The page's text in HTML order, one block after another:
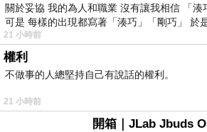
關於妥協 我的為人和職業 沒有讓我相信 「湊
可是 每樣的出現都寫著「湊巧」「剛巧」 於
21 小時前
權利
不做事的人總堅持自己有說話的權利。
21 小時前